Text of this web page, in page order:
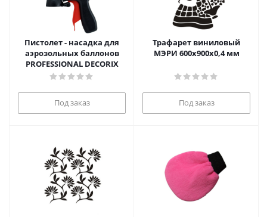
Пистолет - насадка для
аэрозольных баллонов
PROFESSIONAL DECORIX
Под заказ
Трафарет виниловый
МЭРИ 600х900х0,4 мм
Под заказ